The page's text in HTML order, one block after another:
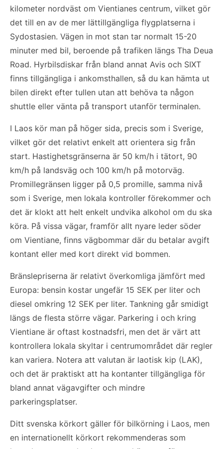
kilometer nordväst om Vientianes centrum, vilket gör
det till en av de mer lättillgängliga flygplatserna i
Sydostasien. Vägen in mot stan tar normalt 15-20
minuter med bil, beroende på trafiken längs Tha Deua
Road. Hyrbilsdiskar från bland annat Avis och SIXT
finns tillgängliga i ankomsthallen, så du kan hämta ut
bilen direkt efter tullen utan att behöva ta någon
shuttle eller vänta på transport utanför terminalen.
I Laos kör man på höger sida, precis som i Sverige,
vilket gör det relativt enkelt att orientera sig från
start. Hastighetsgränserna är 50 km/h i tätort, 90
km/h på landsväg och 100 km/h på motorväg.
Promillegränsen ligger på 0,5 promille, samma nivå
som i Sverige, men lokala kontroller förekommer och
det är klokt att helt enkelt undvika alkohol om du ska
köra. På vissa vägar, framför allt nyare leder söder
om Vientiane, finns vägbommar där du betalar avgift
kontant eller med kort direkt vid bommen.
Bränslepriserna är relativt överkomliga jämfört med
Europa: bensin kostar ungefär 15 SEK per liter och
diesel omkring 12 SEK per liter. Tankning går smidigt
längs de flesta större vägar. Parkering i och kring
Vientiane är oftast kostnadsfri, men det är värt att
kontrollera lokala skyltar i centrumområdet där regler
kan variera. Notera att valutan är laotisk kip (LAK),
och det är praktiskt att ha kontanter tillgängliga för
bland annat vägavgifter och mindre
parkeringsplatser.
Ditt svenska körkort gäller för bilkörning i Laos, men
en internationellt körkort rekommenderas som